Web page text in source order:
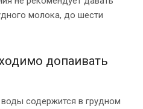
молока, до шести
допаивать
содержится в грудном